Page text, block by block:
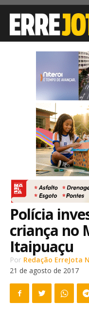
Polícia
criança no
Itaipuaçu
Por Redação ErreJota
21 de agosto de 2017